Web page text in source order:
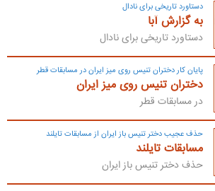
دستاورد تاریخی برای نادال
به گزارش آبا
دستاورد تاریخی برای نادال
پایان کار دختران تنیس روی میز ایران در مسابقات قطر
دختران تنیس روی میز ایران
در مسابقات قطر
حذف عجیب دختر تنیس باز ایران از مسابقات تایلند
مسابقات تایلند
حذف دختر تنیس باز ایران